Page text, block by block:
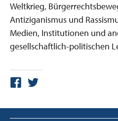
Weltkrieg,
Antiziganismus und
Medien, Institutionen und
gesellschaftlich-politischen